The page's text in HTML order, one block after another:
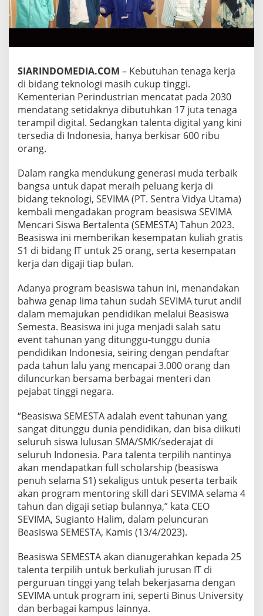
V
I
M
U
T
K
S
I
S
W
A
R
T
A
L
E
N
T
A
E
B
A
L
D
I
B
U
K
A
SIARINDOMEDIA.COM – Kebutuhan tenaga kerja
di bidang teknologi masih cukup tinggi.
Kementerian Perindustrian mencatat pada 2030
mendatang setidaknya dibutuhkan 17 juta tenaga
terampil digital. Sedangkan talenta digital yang kini
tersedia di Indonesia, hanya berkisar 600 ribu
orang.
Dalam rangka mendukung generasi muda terbaik
bangsa untuk dapat meraih peluang kerja di
bidang teknologi, SEVIMA (PT. Sentra Vidya Utama)
kembali mengadakan program beasiswa SEVIMA
Mencari Siswa Bertalenta (SEMESTA) Tahun 2023.
Beasiswa ini memberikan kesempatan kuliah gratis
S1 di bidang IT untuk 25 orang, serta kesempatan
kerja dan digaji tiap bulan.
Adanya program beasiswa tahun ini, menandakan
bahwa genap lima tahun sudah SEVIMA turut andil
dalam memajukan pendidikan melalui Beasiswa
Semesta. Beasiswa ini juga menjadi salah satu
event tahunan yang ditunggu-tunggu dunia
pendidikan Indonesia, seiring dengan pendaftar
pada tahun lalu yang mencapai 3.000 orang dan
diluncurkan bersama berbagai menteri dan
pejabat tinggi negara.
“Beasiswa SEMESTA adalah event tahunan yang
sangat ditunggu dunia pendidikan, dan bisa diikuti
seluruh siswa lulusan SMA/SMK/sederajat di
seluruh Indonesia. Para talenta terpilih nantinya
akan mendapatkan full scholarship (beasiswa
penuh selama S1) sekaligus untuk peserta terbaik
akan program mentoring skill dari SEVIMA selama 4
tahun dan digaji setiap bulannya,” kata CEO
SEVIMA, Sugianto Halim, dalam peluncuran
Beasiswa SEMESTA, Kamis (13/4/2023).
Beasiswa SEMESTA akan dianugerahkan kepada 25
talenta terpilih untuk berkuliah jurusan IT di
perguruan tinggi yang telah bekerjasama dengan
SEVIMA untuk program ini, seperti Binus University
dan berbagai kampus lainnya.